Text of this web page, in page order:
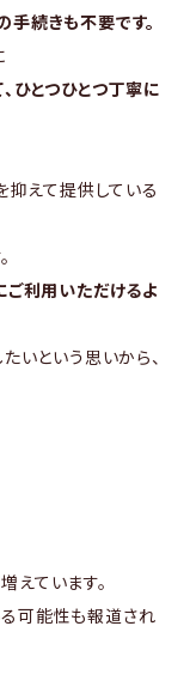
続きも不要です。
ひとつひとつ丁寧に
抑えて提供している
利用いただけるよ
いという思いから、
ています。
可能性も報道され